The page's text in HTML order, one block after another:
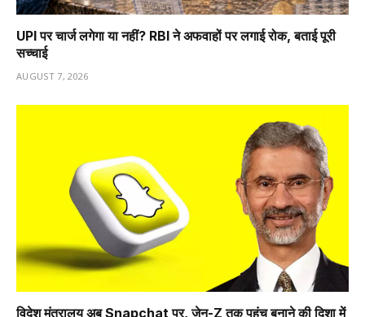
UPI पर चार्ज लगेगा या नहीं? RBI ने अफवाहों पर लगाई रोक, बताई पूरी
सच्चाई
AUGUST 7, 2026
विदेश मंत्रालय अब Snapchat पर, जेन-Z तक पहुंच बनाने की दिशा में